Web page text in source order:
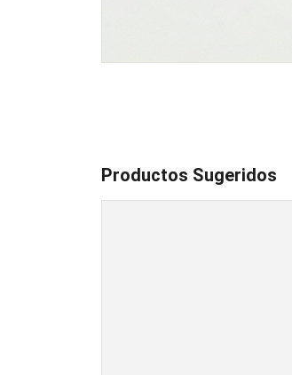
Productos Sugeridos